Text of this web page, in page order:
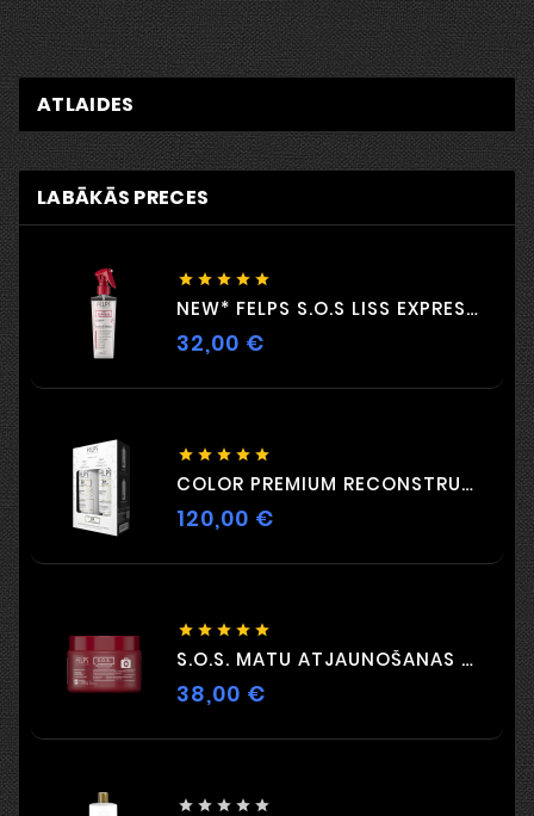
ATLAIDES
LABĀKĀS PRECES
    
NEW* FELPS S.O.S LISS EXPRESS 230 ML
32,00 €Cena
    
COLOR PREMIUM RECONSTRUCTION DUO 2 X 500ml
120,00 €Cena
    
S.O.S. MATU ATJAUNOŠANAS MASKA 300G
38,00 €Cena
    